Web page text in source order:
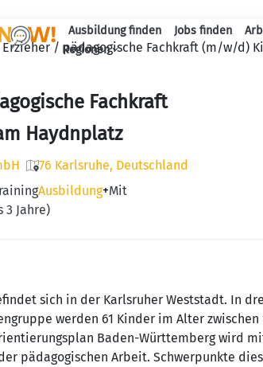
Ausbildung finden Jobs finden
Regionen
Erzieher / pädagogische Fachkraft (m/w/d)
Fachkraft
Haydnplatz
76 Karlsruhe, Deutschland
Ausbildung+Mit
3 Jahre)
sich in der Karlsruher Weststadt. In
werden 61 Kinder im Alter
Baden-Württemberg wird
pädagogischen Arbeit. Schwerpunkte